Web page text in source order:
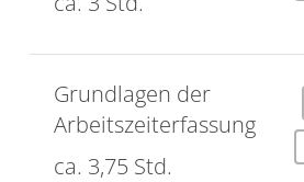
Grundlagen der
Arbeitszeiterfassung
ca. 3,75 Std.